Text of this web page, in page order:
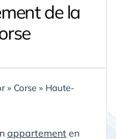
de la
» Corse » Haute-
appartement en